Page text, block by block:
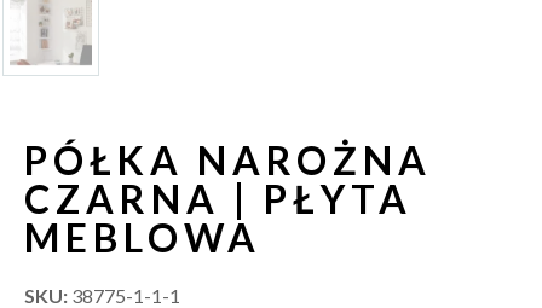
PÓŁKA NAROŻNA
CZARNA | PŁYTA
MEBLOWA
SKU: 38775-1-1-1